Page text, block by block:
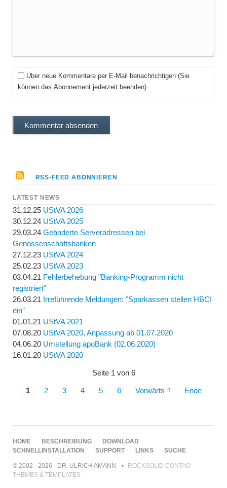
Über neue Kommentare per E-Mail benachrichtigen (Sie
können das Abonnement jederzeit beenden)
Kommentar absenden
RSS-FEED ABONNIEREN
LATEST NEWS
31.12.25 UStVA 2026
30.12.24 UStVA 2025
29.03.24 Geänderte Serveradressen bei
Genossenschaftsbanken
27.12.23 UStVA 2024
25.02.23 UStVA 2023
03.04.21 Fehlerbehebung "Banking-Programm nicht
registriert"
26.03.21 Irreführende Meldungen: "Sparkassen stellen HBCI
ein"
01.01.21 UStVA 2021
07.08.20 UStVA 2020, Anpassung ab 01.07.2020
04.06.20 Umstellung apoBank (02.06.2020)
16.01.20 UStVA 2020
Seite 1 von 6
1 2 3 4 5 6 Vorwärts Ende
NAVIGATION
ÜBERSPRINGEN
HOME BESCHREIBUNG
DOWNLOAD
SCHNELLINSTALLATION
SUPPORT LINKS SUCHE
© 2002 - 2026 · DR. ULRICH AMANN
ROCKSOLID CONTAO
THEMES & TEMPLATES